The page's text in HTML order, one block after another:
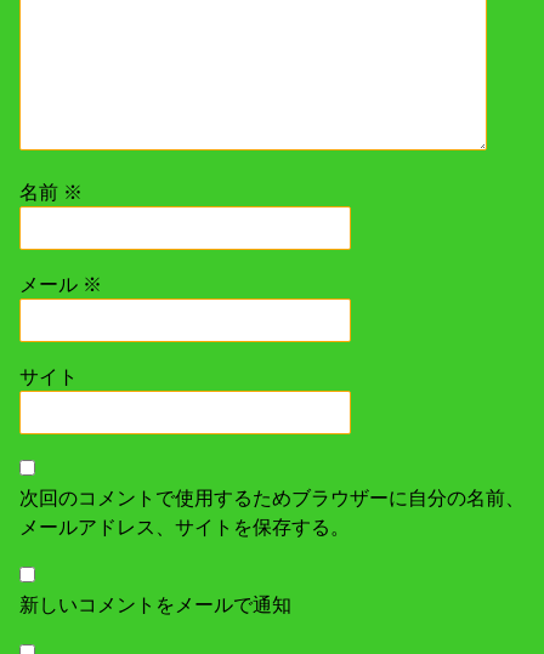
名前 ※
メール ※
サイト
次回のコメントで使用するためブラウザーに自分の名前、
メールアドレス、サイトを保存する。
新しいコメントをメールで通知